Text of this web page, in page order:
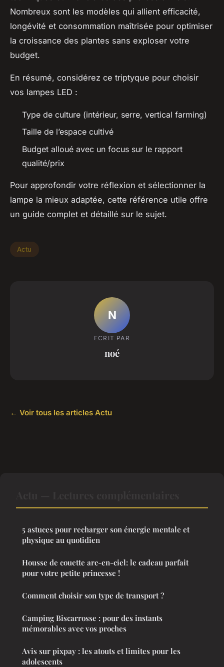
Nombreux sont les modèles qui allient efficacité,
longévité et consommation maîtrisée pour optimiser
la croissance des plantes sans exploser votre
budget.
En résumé, considérez ce triptyque pour choisir
vos lampes LED :
Type de culture (intérieur, serre, vertical farming)
Taille de l’espace cultivé
Budget alloué avec un focus sur le rapport
qualité/prix
Pour approfondir votre réflexion et sélectionner la
lampe la mieux adaptée, cette référence utile offre
un guide complet et détaillé sur le sujet.
Actu
N
ECRIT PAR
noé
← Voir tous les articles Actu
5 astuces pour recharger son énergie mentale et
physique au quotidien
Housse de couette arc-en-ciel: le cadeau parfait
pour votre petite princesse !
Comment choisir son type de transport ?
Camping Biscarrosse : pour des instants
mémorables avec vos proches
Avis sur pixpay : les atouts et limites pour les
adolescents